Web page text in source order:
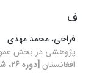
ف
فراحی، محمد مهدی
افغانستان [دوره 26، شماره 72، 1404، صفحه 249-279]